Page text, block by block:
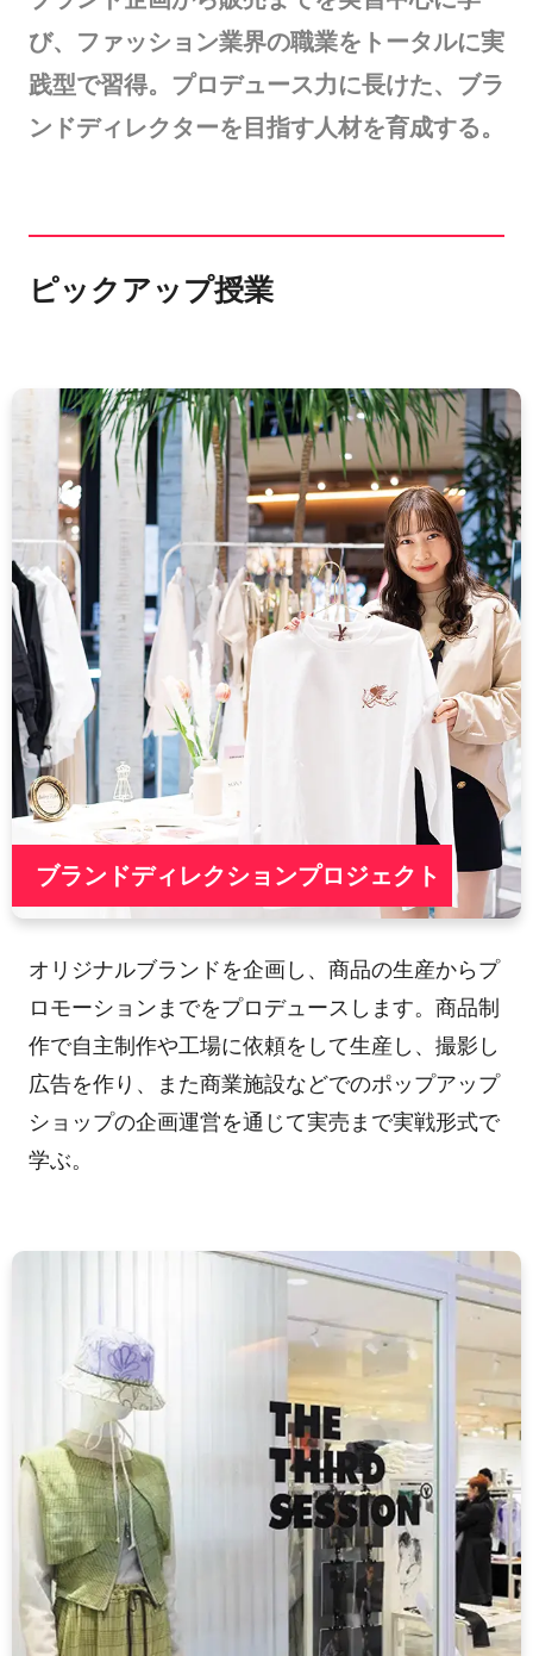
び、ファッション業界の職業をトータルに実
践型で習得。プロデュース力に長けた、ブラ
ンドディレクターを目指す人材を育成する。
ピックアップ授業
ブランドディレクションプロジェクト
オリジナルブランドを企画し、商品の生産からプ
ロモーションまでをプロデュースします。商品制
作で自主制作や工場に依頼をして生産し、撮影し
広告を作り、また商業施設などでのポップアップ
ショップの企画運営を通じて実売まで実戦形式で
学ぶ。